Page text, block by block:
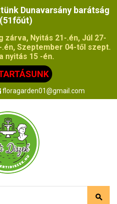
Dunavarsány barátság
zárva, Nyitás 21-.én, Júl 27-
Szeptember 04-től szept.
nyitás 15 -én.
floragarden01@gmail.com